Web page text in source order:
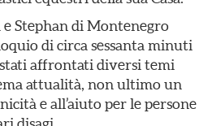
Stephan di Montenegro
di circa sessanta minuti
affrontati diversi temi
attualità, non ultimo un
e all’aiuto per le persone